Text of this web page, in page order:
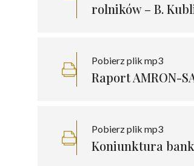
rolników – B.
Pobierz plik mp3
Raport AMRON-
Pobierz plik mp3
Koniunktura